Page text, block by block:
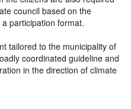
council based on the
participation format.
tailored to the municipality of
coordinated guideline and
in the direction of climate